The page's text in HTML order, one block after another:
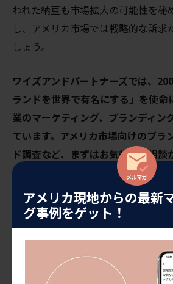
アメリカ現地からの最新
グ事例をゲット！
われた納豆も市場拡大の可能性を秘
し、アメリカ市場では戦略的な訴求
しょう。
ワイズアンドパートナーズでは、
ランドを世界で有名にする」を使命
業のマーケティング、ブランディン
ています。アメリカ市場向けのブラ
ド調査など、まずはお気軽にご相談
気になるサービスがございましたら
わせください。
サービスを見る